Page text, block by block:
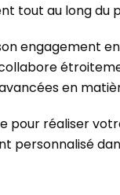
tout au long du
son
en
pour réaliser
personnalisé